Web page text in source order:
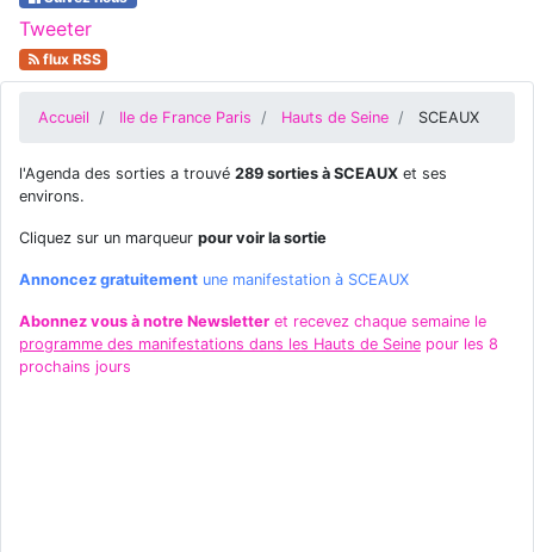
Tweeter
flux RSS
Accueil Ile de France Paris Hauts de Seine SCEAUX
l'Agenda des sorties a trouvé 289 sorties à SCEAUX et ses
environs.
Cliquez sur un marqueur pour voir la sortie
Annoncez gratuitement une manifestation à SCEAUX
Abonnez vous à notre Newsletter et recevez chaque semaine le
programme des manifestations dans les Hauts de Seine pour les 8
prochains jours